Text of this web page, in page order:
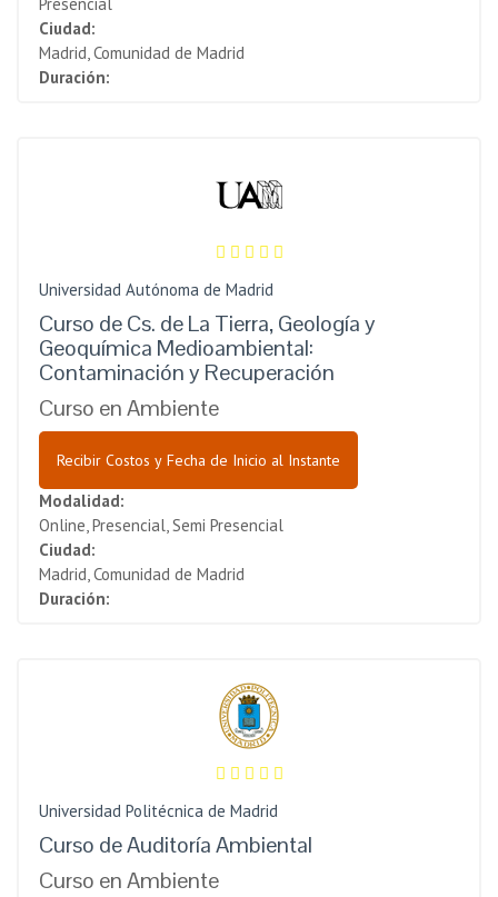
Ciudad:
Madrid, Comunidad de Madrid
Duración:
Universidad Autónoma de Madrid
Curso de Cs. de La Tierra, Geología y
Geoquímica Medioambiental:
Contaminación y Recuperación
Curso en Ambiente
Recibir Costos y Fecha de Inicio al Instante
Modalidad:
Online, Presencial, Semi Presencial
Ciudad:
Madrid, Comunidad de Madrid
Duración:
Universidad Politécnica de Madrid
Curso de Auditoría Ambiental
Curso en Ambiente